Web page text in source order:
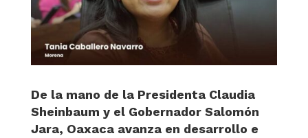
De la mano de la Presidenta Claudia
Sheinbaum y el Gobernador Salomón
Jara, Oaxaca avanza en desarrollo e